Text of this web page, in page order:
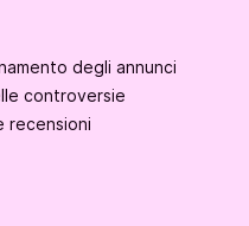
degli annunci
controversie
recensioni